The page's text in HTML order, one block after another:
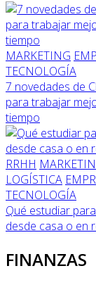
MARKETING
TECNOLOGÍA
7 novedades de
para trabajar
tiempo
RRHH
LOGÍSTICA
TECNOLOGÍA
Qué estudiar
desde casa o en
FINANZAS